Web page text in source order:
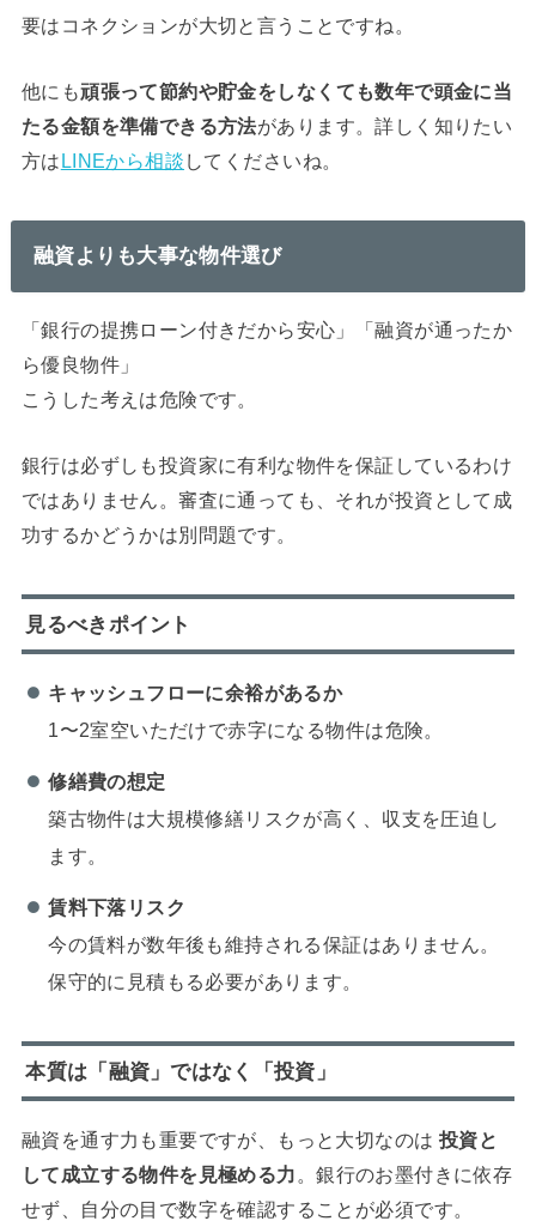
要はコネクションが大切と言うことですね。
他にも頑張って節約や貯金をしなくても数年で頭金に当
たる金額を準備できる方法があります。詳しく知りたい
方は LINEから相談 してくださいね。
融資よりも大事な物件選び
「銀行の提携ローン付きだから安心」「融資が通ったか
ら優良物件」
こうした考えは危険です。
銀行は必ずしも投資家に有利な物件を保証しているわけ
ではありません。審査に通っても、それが投資として成
功するかどうかは別問題です。
見るべきポイント
キャッシュフローに余裕があるか
1〜2室空いただけで赤字になる物件は危険。
修繕費の想定
築古物件は大規模修繕リスクが高く、収支を圧迫し
ます。
賃料下落リスク
今の賃料が数年後も維持される保証はありません。
保守的に見積もる必要があります。
本質は「融資」ではなく「投資」
融資を通す力も重要ですが、もっと大切なのは 投資と
して成立する物件を見極める力 。銀行のお墨付きに依存
せず、自分の目で数字を確認することが必須です。